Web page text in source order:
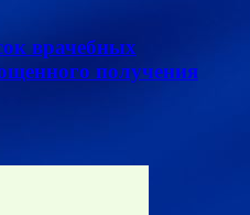
врачебных
получения